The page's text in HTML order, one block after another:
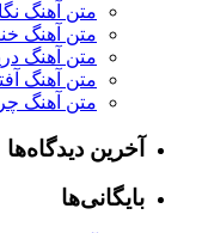
متن آهنگ
متن آهنگ
متن آهنگ
متن آهنگ
متن آهنگ
آخرین دیدگاه‌ها
بایگانی‌ها